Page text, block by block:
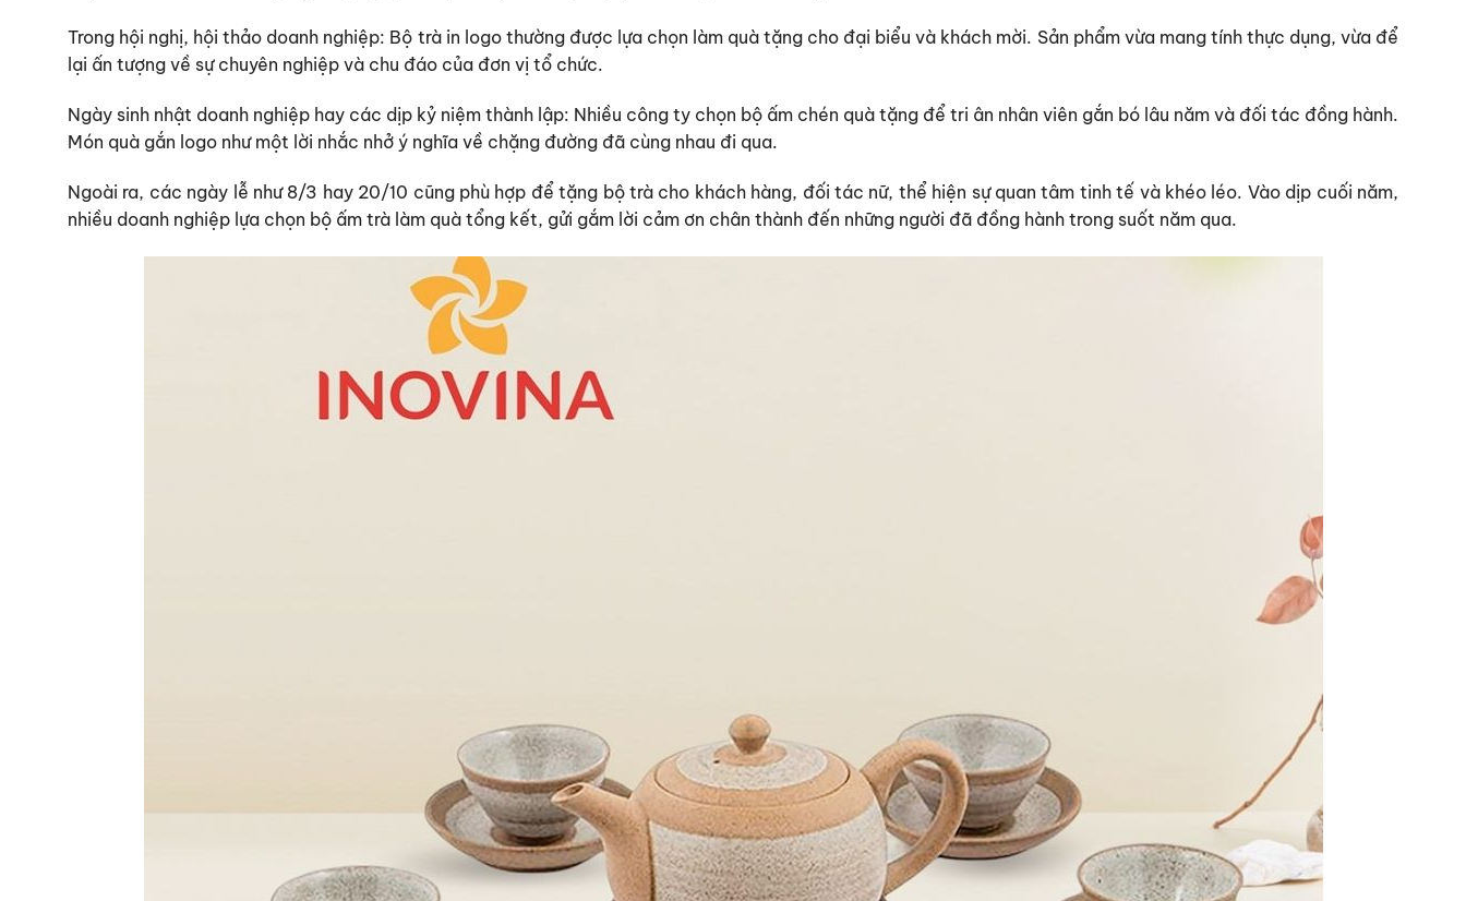
Trong hội nghị, hội thảo doanh nghiệp: Bộ trà in logo thường được lựa chọn làm quà tặng cho đại biểu và khách mời. Sản phẩm vừa mang tính thực dụng, vừa để
lại ấn tượng về sự chuyên nghiệp và chu đáo của đơn vị tổ chức.
Ngày sinh nhật doanh nghiệp hay các dịp kỷ niệm thành lập: Nhiều công ty chọn bộ ấm chén quà tặng để tri ân nhân viên gắn bó lâu năm và đối tác đồng hành.
Món quà gắn logo như một lời nhắc nhở ý nghĩa về chặng đường đã cùng nhau đi qua.
Ngoài ra, các ngày lễ như 8/3 hay 20/10 cũng phù hợp để tặng bộ trà cho khách hàng, đối tác nữ, thể hiện sự quan tâm tinh tế và khéo léo. Vào dịp cuối năm,
nhiều doanh nghiệp lựa chọn bộ ấm trà làm quà tổng kết, gửi gắm lời cảm ơn chân thành đến những người đã đồng hành trong suốt năm qua.